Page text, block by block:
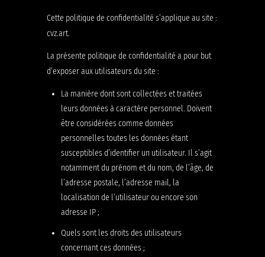
Cette politique de confidentialité s’applique au site :
cvz.art.
La présente politique de confidentialité a pour but
d’exposer aux utilisateurs du site :
La manière dont sont collectées et traitées
leurs données à caractère personnel. Doivent
être considérées comme données
personnelles toutes les données étant
susceptibles d’identifier un utilisateur. Il s’agit
notamment du prénom et du nom, de l’âge, de
l’adresse postale, l’adresse mail, la
localisation de l’utilisateur ou encore son
adresse IP ;
Quels sont les droits des utilisateurs
concernant ces données ;